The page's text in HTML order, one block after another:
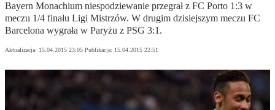
Bayern Monachium niespodziewanie przegrał z FC Porto 1:3 w
meczu 1/4 finału Ligi Mistrzów. W drugim dzisiejszym meczu FC
Barcelona wygrała w Paryżu z PSG 3:1.
Aktualizacja: 15.04.2015 23:05 Publikacja: 15.04.2015 22:51